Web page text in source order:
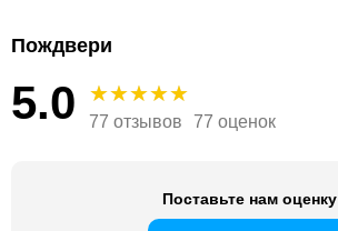
Пождвери
5.0 77 отзывов 77 оценок
Поставьте нам оценку